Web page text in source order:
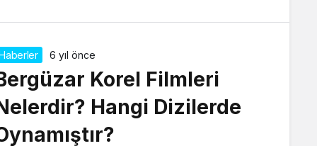
6 yıl önce
Korel Filmleri
Hangi Dizilerde